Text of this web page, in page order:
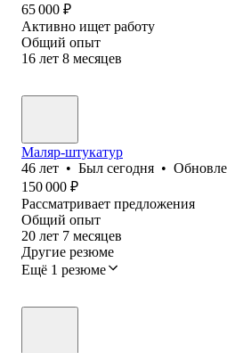
65 000 ₽
Активно ищет работу
Общий опыт
16 лет 8 месяцев
Маляр-штукатур
46 лет • Был сегодня •
150 000 ₽
Рассматривает предложения
Общий опыт
20 лет 7 месяцев
Другие резюме
Ещё 1 резюме